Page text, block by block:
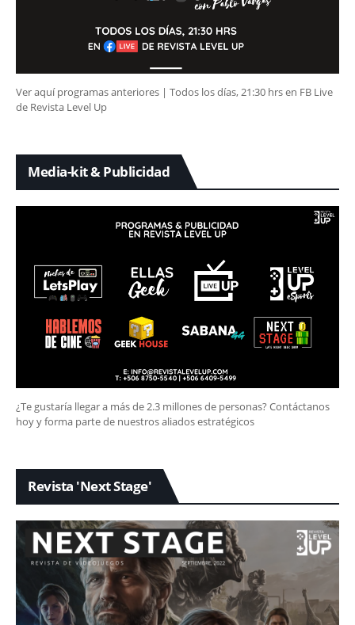
Ver aquí programas anteriores | Todos los días, 21:30 hrs en FB Live
de Revista Level Up
Media-kit & Publicidad
¿Te gustaría llegar a más de 2.3 millones de personas? Contáctanos
hoy y forma parte de nuestros aliados estratégicos
Revista 'Next Stage'